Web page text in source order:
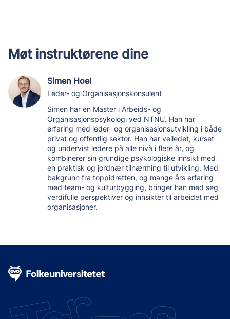
Møt instruktørene dine
Simen Hoel
Leder- og Organisasjonskonsulent
Simen har en Master i Arbeids- og
Organisasjonspsykologi ved NTNU. Han har
erfaring med leder- og organisasjonsutvikling i både
privat og offentlig sektor. Han har veiledet, kurset
og undervist ledere på alle nivå i flere år, og
kombinerer sin grundige psykologiske innsikt med
en praktisk og jordnær tilnærming til utvikling. Med
bakgrunn fra toppidretten, og mange års erfaring
med team- og kulturbygging, bringer han med seg
verdifulle perspektiver og innsikter til arbeidet med
organisasjoner.